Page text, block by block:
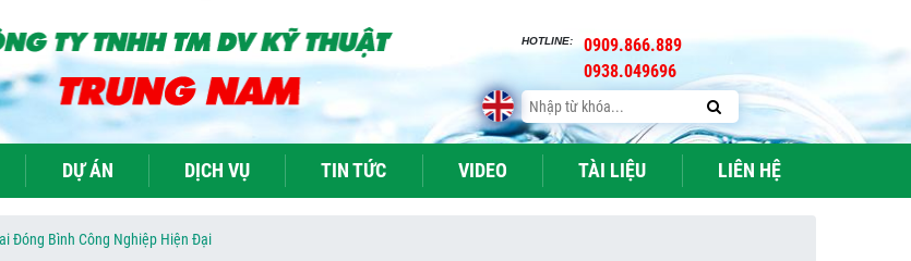
HOTLINE:
0909.866.889
0938.049696
DỰ ÁN DỊCH VỤ TIN TỨC VIDEO TÀI LIỆU LIÊN HỆ
Đóng Bình Công Nghiệp Hiện Đại